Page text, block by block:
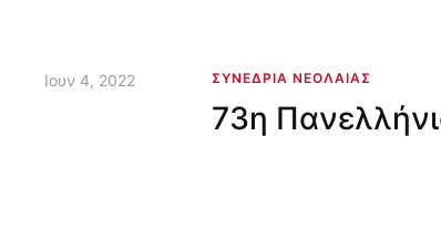
Ιουν 4, 2022 ΣΥΝΈΔΡΙΑ ΝΕΟΛΑΊΑΣ
73η